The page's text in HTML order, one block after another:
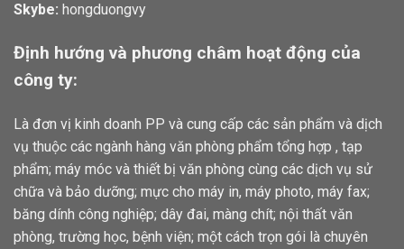
Skybe: hongduongvy
Định hướng và phương châm hoạt động của
công ty:
Là đơn vị kinh doanh PP và cung cấp các sản phẩm và dịch
vụ thuộc các ngành hàng văn phòng phẩm tổng hợp , tạp
phẩm; máy móc và thiết bị văn phòng cùng các dịch vụ sử
chữa và bảo dưỡng; mực cho máy in, máy photo, máy fax;
băng dính công nghiệp; dây đai, màng chít; nội thất văn
phòng, trường học, bệnh viện; một cách trọn gói là chuyên